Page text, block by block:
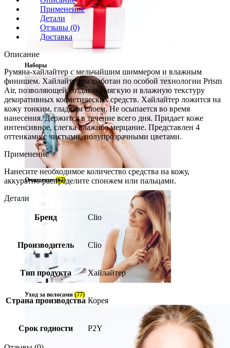
Наборы
Очищение(67)
Уход за волосами (77)
Применение
Детали
Отзывы (0)
Доставка
Описание
Румяна-хайлайтер с мельчайшим шиммером и влажным
финишем. Хайлайтер разработан по особой технологии Prism
Air, позволяющей создавать мягкую и влажную текстуру
декоративных косметических средств. Хайлайтер ложится на
кожу тонким, гладким слоем. Не осыпается во время
нанесения. Держится в течение всего дня. Придает коже
интенсивное, слегка влажное мерцание. Представлен 4
оттенками с чистыми, полупрозрачными цветами.
Применение
Нанесите необходимое количество средства на кожу,
аккуратно распределите спонжем или пальцами.
Детали
Бренд Clio
Производитель Clio
Тип продукта Хайлайтер
Страна производства Корея
Срок годности P2Y